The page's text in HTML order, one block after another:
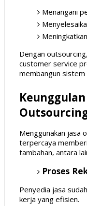
Menangani
Dengan
customer service
membangun sistem
Menggunakan jasa
terpercaya
tambahan, antara
Proses
Penyedia jasa
kerja yang efisien.